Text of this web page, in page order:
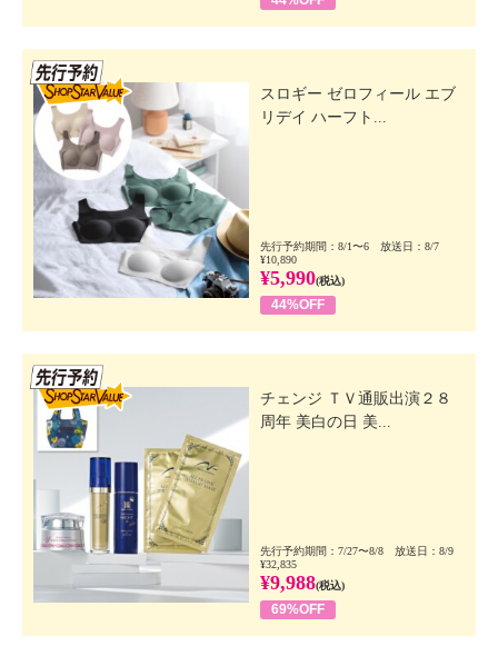
スロギー ゼロフィール エブ
リデイ ハーフト...
先行予約期間：8/1〜6 放送日：8/7
¥10,890
¥5,990(税込)
44%OFF
チェンジ ＴＶ通販出演２８
周年 美白の日 美...
先行予約期間：7/27〜8/8 放送日：8/9
¥32,835
¥9,988(税込)
69%OFF